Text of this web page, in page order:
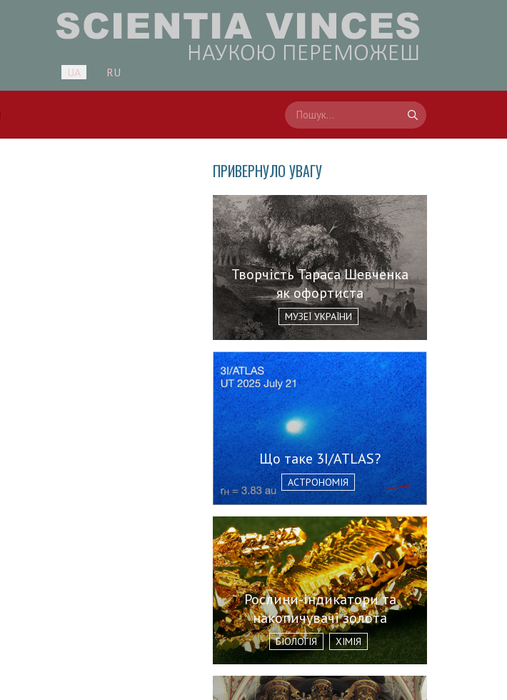
Оберіть свою мову
UA RU
ПРИВЕРНУЛО УВАГУ
Творчість Тараса Шевченка
як офортиста
МУЗЕЇ УКРАЇНИ
Що таке 3I/ATLAS?
АСТРОНОМІЯ
Рослини-індикатори та
накопичувачі золота
БІОЛОГІЯ ХІМІЯ